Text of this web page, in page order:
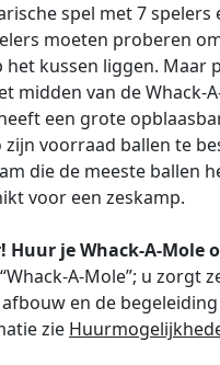
spel met 7
moeten proberen
het kussen liggen. Maar
midden van de Whack-
een grote
voorraad ballen te
die de meeste ballen
voor een zeskamp.
Huur je Whack-A-Mole
A-Mole”; u
en de
zie